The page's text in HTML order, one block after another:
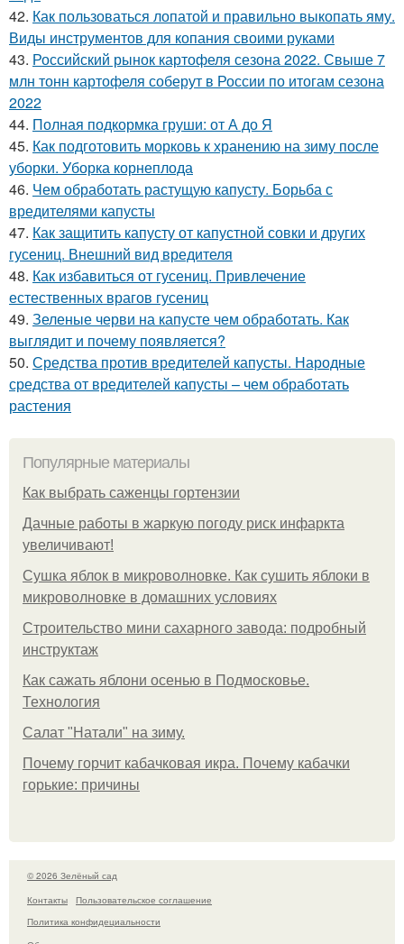
42. Как пользоваться лопатой и правильно выкопать яму.
Виды инструментов для копания своими руками
43. Российский рынок картофеля сезона 2022. Свыше 7
млн тонн картофеля соберут в России по итогам сезона
2022
44. Полная подкормка груши: от А до Я
45. Как подготовить морковь к хранению на зиму после
уборки. Уборка корнеплода
46. Чем обработать растущую капусту. Борьба с
вредителями капусты
47. Как защитить капусту от капустной совки и других
гусениц. Внешний вид вредителя
48. Как избавиться от гусениц. Привлечение
естественных врагов гусениц
49. Зеленые черви на капусте чем обработать. Как
выглядит и почему появляется?
50. Средства против вредителей капусты. Народные
средства от вредителей капусты – чем обработать
растения
Популярные материалы
Как выбрать саженцы гортензии
Дачные работы в жаркую погоду риск инфаркта
увеличивают!
Сушка яблок в микроволновке. Как сушить яблоки в
микроволновке в домашних условиях
Строительство мини сахарного завода: подробный
инструктаж
Как сажать яблони осенью в Подмосковье.
Технология
Caлaт "Нaтaли" нa зиму.
Почему горчит кабачковая икра. Почему кабачки
горькие: причины
© 2026 Зелёный сад
Контакты
Пользовательское соглашение
Политика конфидециальности